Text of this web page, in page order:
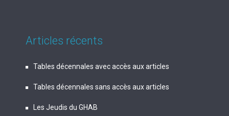
Articles récents
Tables décennales avec accès aux articles
Tables décennales sans accès aux articles
Les Jeudis du GHAB